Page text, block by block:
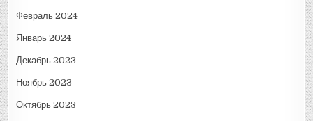
Февраль 2024
Январь 2024
Декабрь 2023
Ноябрь 2023
Октябрь 2023